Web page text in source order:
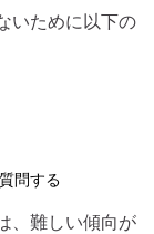
いために以下の
問する
、難しい傾向が